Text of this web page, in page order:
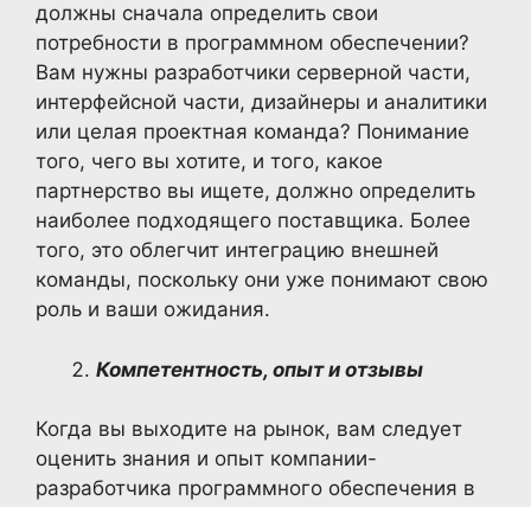
должны сначала определить свои
потребности в программном обеспечении?
Вам нужны разработчики серверной части,
интерфейсной части, дизайнеры и аналитики
или целая проектная команда? Понимание
того, чего вы хотите, и того, какое
партнерство вы ищете, должно определить
наиболее подходящего поставщика. Более
того, это облегчит интеграцию внешней
команды, поскольку они уже понимают свою
роль и ваши ожидания.
Компетентность, опыт и отзывы
Когда вы выходите на рынок, вам следует
оценить знания и опыт компании-
разработчика программного обеспечения в